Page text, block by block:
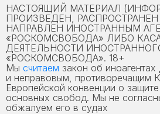
НАСТОЯЩИЙ МАТЕРИАЛ
ПРОИЗВЕДЕН,
НАПРАВЛЕН ИНОСТРАННЫМ
«РОСКОМСВОБОДА» ЛИБО
ДЕЯТЕЛЬНОСТИ
«РОСКОМСВОБОДА». 18+
Мы считаем закон об
и неправовым, противоречащим
Европейской конвенции о
основных свобод. Мы не
обжалуем его в судах